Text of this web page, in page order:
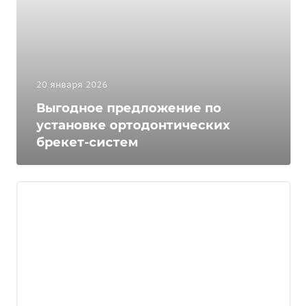
20 января 2026
Выгодное предложение по
установке ортодонтических
брекет-систем